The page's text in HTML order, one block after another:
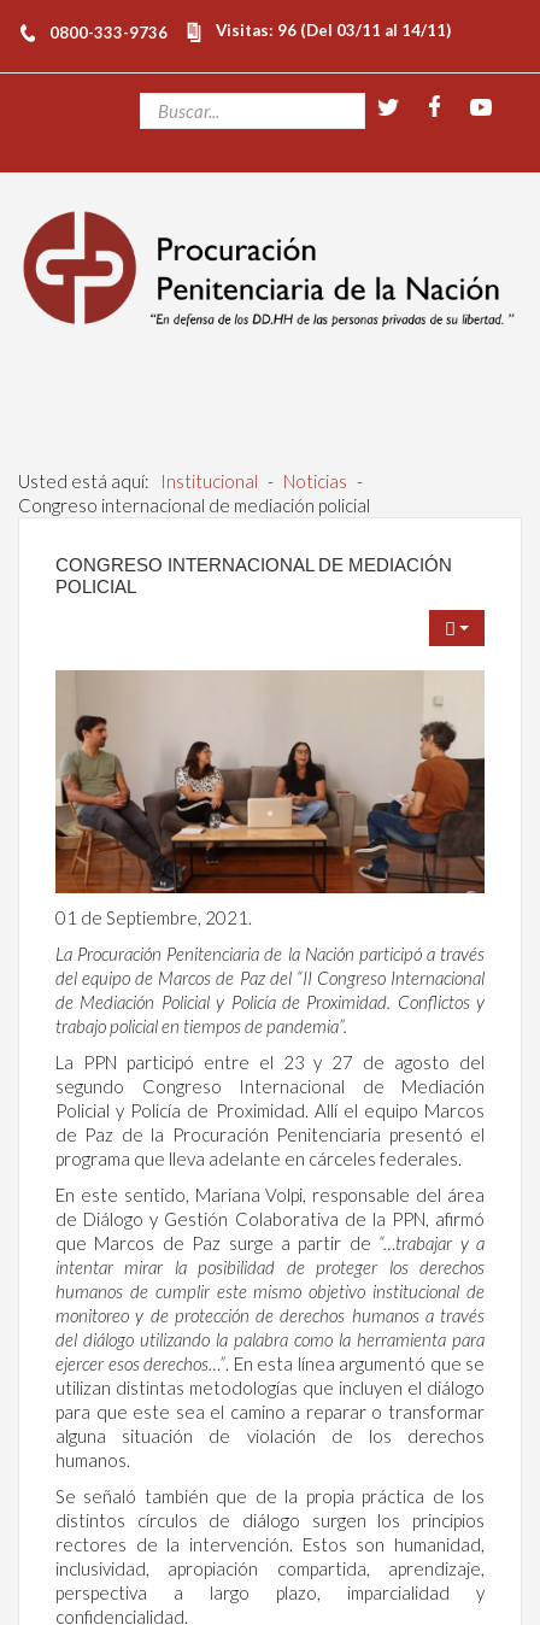
0800-333-9736 Visitas: 96 (Del 03/11 al 14/11)
Usted está aquí: Institucional - Noticias -
Congreso internacional de mediación policial
CONGRESO INTERNACIONAL DE MEDIACIÓN
POLICIAL
01 de Septiembre, 2021.
La Procuración Penitenciaria de la Nación participó a través
del equipo de Marcos de Paz del “II Congreso Internacional
de Mediación Policial y Policía de Proximidad. Conflictos y
trabajo policial en tiempos de pandemia”.
La PPN participó entre el 23 y 27 de agosto del
segundo Congreso Internacional de Mediación
Policial y Policía de Proximidad. Allí el equipo Marcos
de Paz de la Procuración Penitenciaria presentó el
programa que lleva adelante en cárceles federales.
En este sentido, Mariana Volpi, responsable del área
de Diálogo y Gestión Colaborativa de la PPN, afirmó
que Marcos de Paz surge a partir de “…trabajar y a
intentar mirar la posibilidad de proteger los derechos
humanos de cumplir este mismo objetivo institucional de
monitoreo y de protección de derechos humanos a través
del diálogo utilizando la palabra como la herramienta para
ejercer esos derechos…” . En esta línea argumentó que se
utilizan distintas metodologías que incluyen el diálogo
para que este sea el camino a reparar o transformar
alguna situación de violación de los derechos
humanos.
Se señaló también que de la propia práctica de los
distintos círculos de diálogo surgen los principios
rectores de la intervención. Estos son humanidad,
inclusividad, apropiación compartida, aprendizaje,
perspectiva a largo plazo, imparcialidad y
confidencialidad.